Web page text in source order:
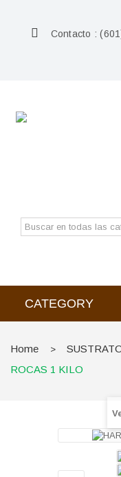
Contacto :
CATEGORY
Home >
ROCAS 1 KILO